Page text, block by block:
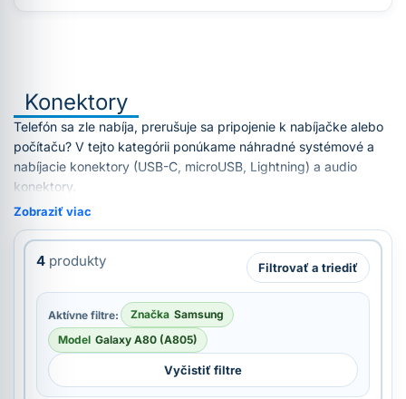
Konektory
Telefón sa zle nabíja, prerušuje sa pripojenie k nabíjačke alebo
počítaču? V tejto kategórii ponúkame náhradné systémové a
nabíjacie konektory (USB-C, microUSB, Lightning) a audio
konektory.
Zobraziť viac
4 produkty Filtrovať a triediť
Aktívne filtre: Značka Samsung
Model Galaxy A80 (A805)
Vyčistiť filtre